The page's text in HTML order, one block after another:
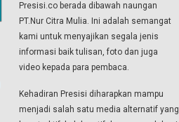
Presisi.co berada dibawah naungan
PT.Nur Citra Mulia. Ini adalah semangat
kami untuk menyajikan segala jenis
informasi baik tulisan, foto dan juga
video kepada para pembaca.
Kehadiran Presisi diharapkan mampu
menjadi salah satu media alternatif yang